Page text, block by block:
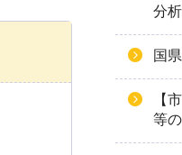
分析
国
【
等